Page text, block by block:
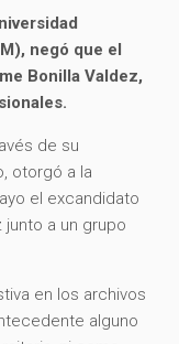
negó que el
Bonilla Valdez,
de su
otorgó a la
el excandidato
junto a un grupo
en los archivos
alguno